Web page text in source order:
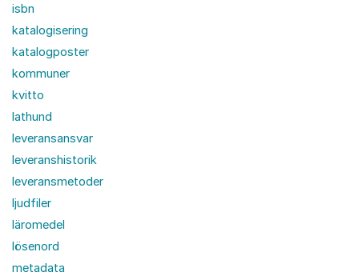
isbn
katalogisering
katalogposter
kommuner
kvitto
lathund
leveransansvar
leveranshistorik
leveransmetoder
ljudfiler
läromedel
lösenord
metadata